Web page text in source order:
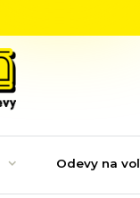
Odevy na